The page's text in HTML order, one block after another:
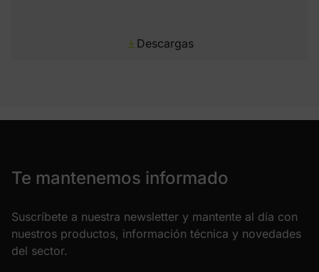
Descargas
Te mantenemos informado
Suscríbete a nuestra newsletter y mantente al día con
nuestros productos, información técnica y novedades
del sector.